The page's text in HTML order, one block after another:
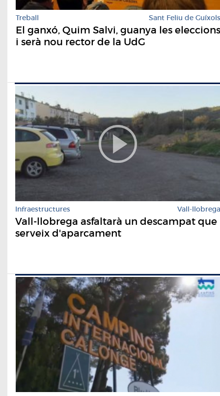
Treball Sant Feliu de Guíxols
El ganxó, Quim Salvi, guanya les eleccions
i serà nou rector de la UdG
Infraestructures Vall-llobrega
Vall-llobrega asfaltarà un descampat que
serveix d'aparcament